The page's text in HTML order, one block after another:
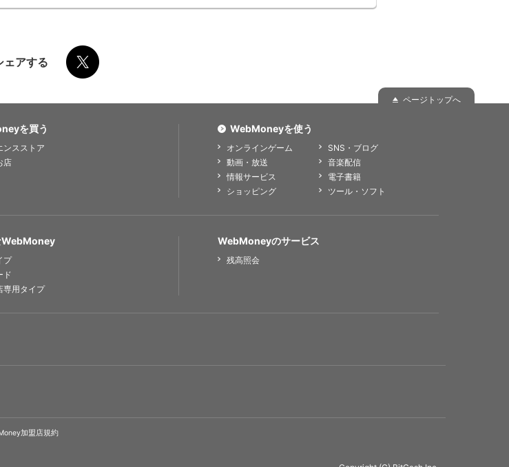
ェアする
ページトップへ
を買う
ンスストア
店
WebMoneyを使う
オンラインゲーム
SNS・ブログ
動画・放送
音楽配信
情報サービス
電子書籍
ショッピング
ツール・ソフト
WebMoney
プ
ド
専用タイプ
WebMoneyのサービス
残高照会
加盟店規約